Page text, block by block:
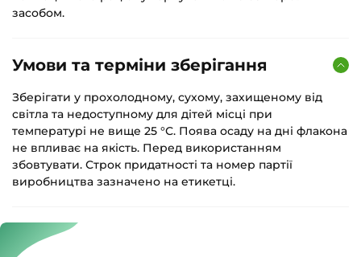
засобом.
Умови та терміни зберігання
Зберігати у прохолодному, сухому, захищеному від
світла та недоступному для дітей місці при
температурі не вище 25 °С. Поява осаду на дні флакона
не впливає на якість. Перед використанням
збовтувати. Строк придатності та номер партії
виробництва зазначено на етикетці.